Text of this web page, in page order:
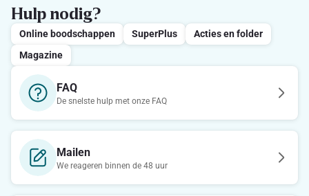
Hulp nodig?
Online boodschappen SuperPlus
Acties en folder
Magazine
FAQ
De snelste hulp met onze FAQ
Mailen
We reageren binnen de 48 uur